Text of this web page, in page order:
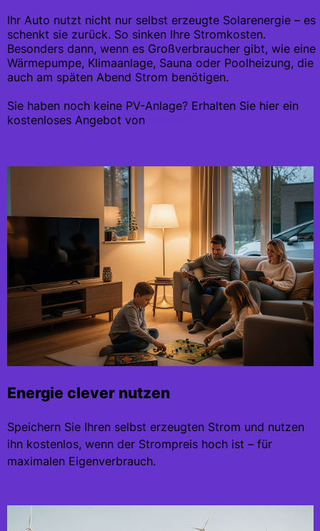
Ihr Auto nutzt nicht nur selbst erzeugte Solarenergie – es
schenkt sie zurück. So sinken Ihre Stromkosten.
Besonders dann, wenn es Großverbraucher gibt, wie eine
Wärmepumpe, Klimaanlage, Sauna oder Poolheizung, die
auch am späten Abend Strom benötigen.
Sie haben noch keine PV-Anlage? Erhalten Sie hier ein
kostenloses Angebot von
Energie clever nutzen
Speichern Sie Ihren selbst erzeugten Strom und nutzen
ihn kostenlos, wenn der Strompreis hoch ist – für
maximalen Eigenverbrauch.